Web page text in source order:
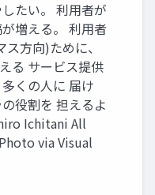
たい。 利⽤者が
増える。 利⽤者
⽅向)ために、
る サービス提供
くの⼈に 届け
役割を 担えるよ
Ichitani All
via Visual